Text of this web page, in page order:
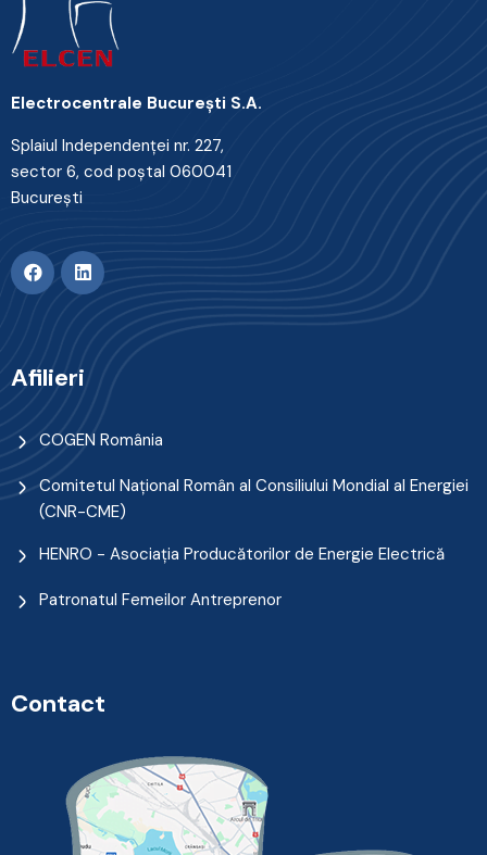
Electrocentrale Bucureşti S.A.
Splaiul Independenţei nr. 227,
sector 6, cod poştal 060041
Bucureşti
Afilieri
COGEN România
Comitetul Naţional Român al Consiliului Mondial al Energiei
(CNR-CME)
HENRO - Asociația Producătorilor de Energie Electrică
Patronatul Femeilor Antreprenor
Contact